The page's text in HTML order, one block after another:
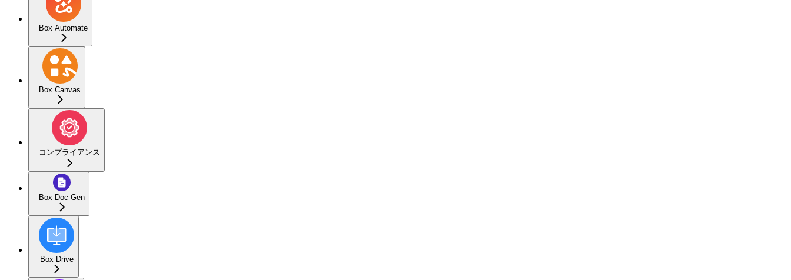
Box Automate
Box Canvas
コンプライアンス
Box Doc Gen
Box Drive